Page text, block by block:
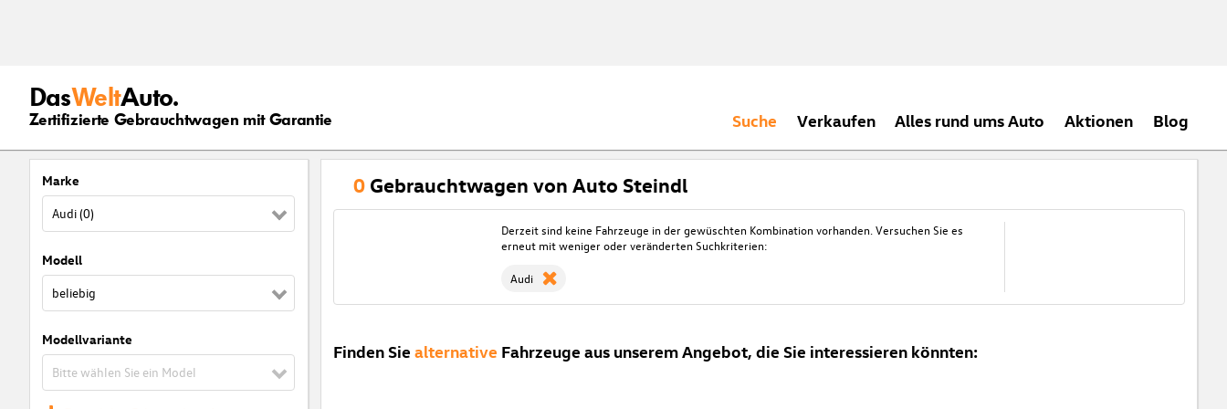
DasWeltAuto.
Zertifizierte Gebrauchtwagen mit Garantie Suche Verkaufen Alles rund ums Auto Aktionen Blog
Marke
Audi (0)
Modell
beliebig
Modellvariante
Bitte wählen Sie ein Model
0 Gebrauchtwagen von Auto Steindl
Derzeit sind keine Fahrzeuge in der gewüschten Kombination vorhanden. Versuchen Sie es
erneut mit weniger oder veränderten Suchkriterien:
Audi
Finden Sie alternative Fahrzeuge aus unserem Angebot, die Sie interessieren könnten: